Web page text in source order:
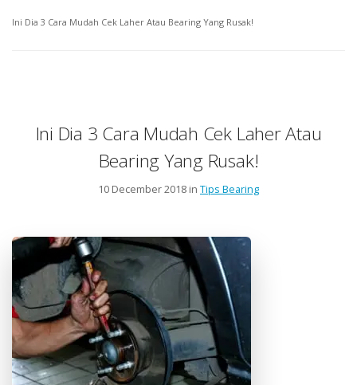
Ini Dia 3 Cara Mudah Cek Laher Atau Bearing Yang Rusak!
Ini Dia 3 Cara Mudah Cek Laher Atau
Bearing Yang Rusak!
10 December 2018 in Tips Bearing